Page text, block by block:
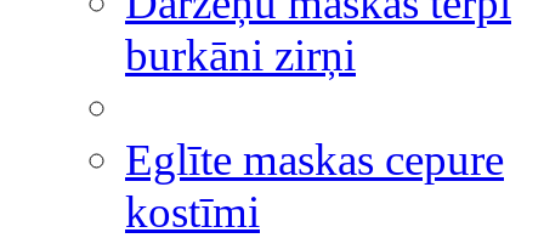
burkāni zirņi
Eglīte maskas cepure
kostīmi